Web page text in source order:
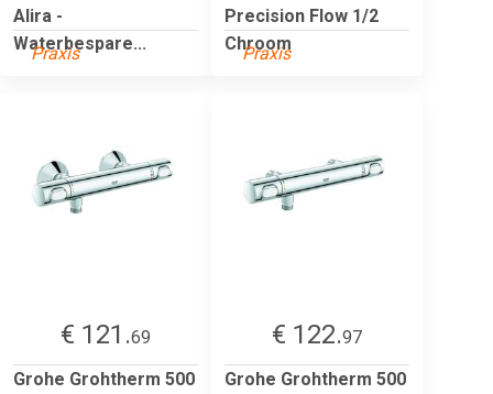
Alira -
Waterbespare...
Praxis
Precision Flow 1/2
Chroom
Praxis
€ 121.69
Grohe Grohtherm 500
€ 122.97
Grohe Grohtherm 500